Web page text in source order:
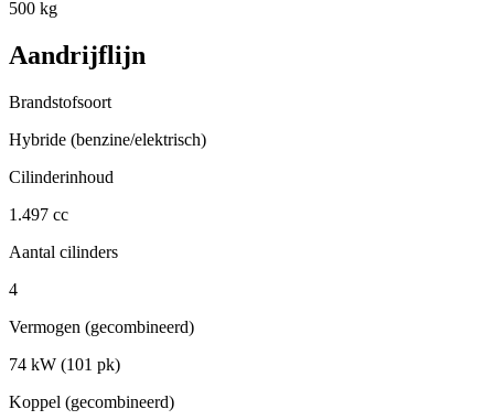
500 kg
Aandrijflijn
Brandstofsoort
Hybride (benzine/elektrisch)
Cilinderinhoud
1.497 cc
Aantal cilinders
4
Vermogen (gecombineerd)
74 kW (101 pk)
Koppel (gecombineerd)